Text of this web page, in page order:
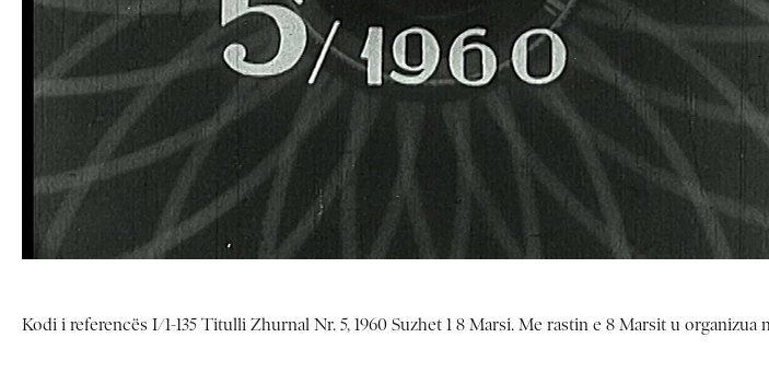
Kodi i referencës I/1-135 Titulli Zhurnal Nr. 5, 1960 Suzhet 1 8 Marsi. Me rastin e 8 Marsit u organizua